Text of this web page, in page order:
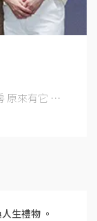
原來有它 ⋯
生禮物 。